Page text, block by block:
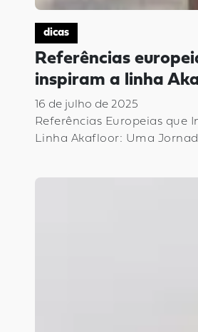
dicas
Referências
inspiram a linha
16 de julho de 2025
Referências Europeias que
Linha Akafloor: Uma